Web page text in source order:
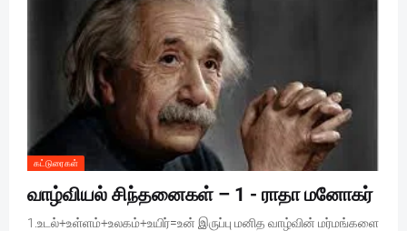
கட்டுரைகள்
வாழ்வியல் சிந்தனைகள் – 1 - ராதா மனோகர்
1.உடல்+உள்ளம்+உலகம்+உயிர்=உன் இருப்பு மனித வாழ்வின் மர்மங்களை